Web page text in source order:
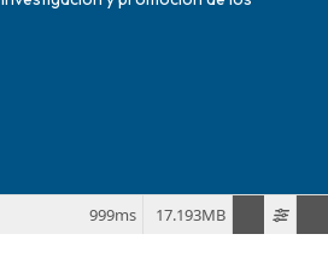
de Derechos Humanos
17.193MB
999ms